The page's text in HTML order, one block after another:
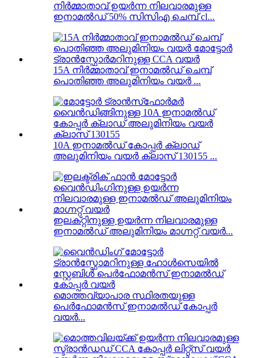
നിർമ്മാതാവ് ഉയർന്ന നിലവാരമുള്ള
ഇനാമൽഡ് 50% സിസിഎ ചെമ്പ് cl...
15A നിർമ്മാതാവ് ഇനാമൽഡ് ചെമ്പ്
പൊതിഞ്ഞ അലുമിനിയം വയർ ...
10A ഇനാമൽഡ് കോപ്പർ ക്ലാഡ്
അലുമിനിയം വയർ ക്ലാസ് 130155 ...
ഇലക്‌റ്റിനുള്ള ഉയർന്ന നിലവാരമുള്ള
ഇനാമൽഡ് അലുമിനിയം മാഗ്നറ്റ് വയർ...
മൊത്തവ്യാപാര സ്ഥിരതയുള്ള
പെർഫോമൻസ് ഇനാമൽഡ് കോപ്പർ
വയർ...